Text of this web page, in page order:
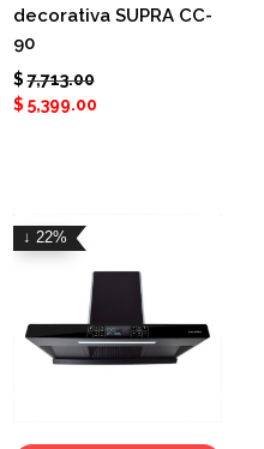
decorativa SUPRA CC-
90
$ 7,713.00
$ 5,399.00
↓ 22%